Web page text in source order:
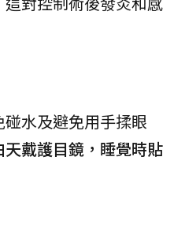
水及避免用手揉眼
天戴護目鏡，睡覺時貼